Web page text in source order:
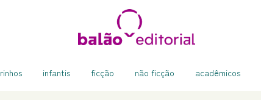
infantis ficção não ficção acadêmicos